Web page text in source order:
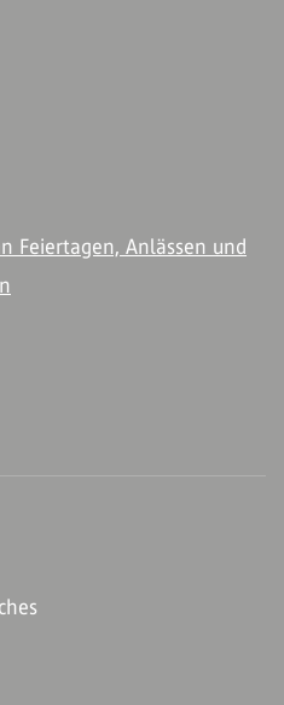
Feiertagen, Anlässen und